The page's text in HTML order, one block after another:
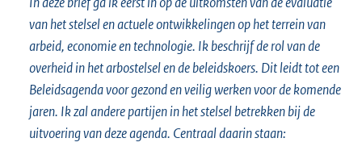
van het stelsel en actuele ontwikkelingen op het terrein van
arbeid, economie en technologie. Ik beschrijf de rol van de
overheid in het arbostelsel en de beleidskoers. Dit leidt tot een
Beleidsagenda voor gezond en veilig werken voor de komende
jaren. Ik zal andere partijen in het stelsel betrekken bij de
uitvoering van deze agenda. Centraal daarin staan: